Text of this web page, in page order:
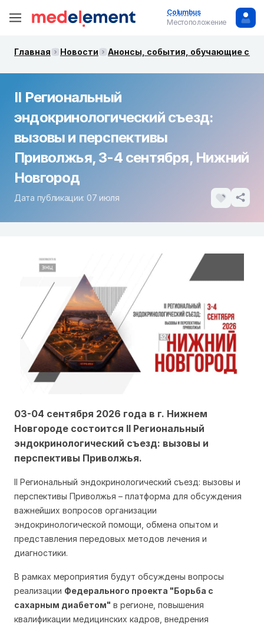
Columbus
Местоположение
Главная Новости Анонсы, события, обучающие
II Региональный
эндокринологический съезд:
вызовы и перспективы
Приволжья, 3-4 сентября, Нижний
Новгород
Дата публикации: 07 июля
03-04 сентября 2026 года в г. Нижнем
Новгороде состоится II Региональный
эндокринологический съезд: вызовы и
перспективы Приволжья.
II Региональный эндокринологический съезд: вызовы и
перспективы Приволжья – платформа для обсуждения
важнейших вопросов организации
эндокринологической помощи, обмена опытом и
представления передовых методов лечения и
диагностики.
В рамках мероприятия будут обсуждены вопросы
реализации Федерального проекта "Борьба с
сахарным диабетом" в регионе, повышения
квалификации медицинских кадров, внедрения